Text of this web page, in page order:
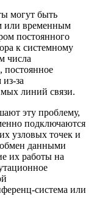
могут быть
или временным
постоянного
к системному
числа
за
линий связи.
эту проблему,
подключаются
узловых точек и
данными
их работы на
система или